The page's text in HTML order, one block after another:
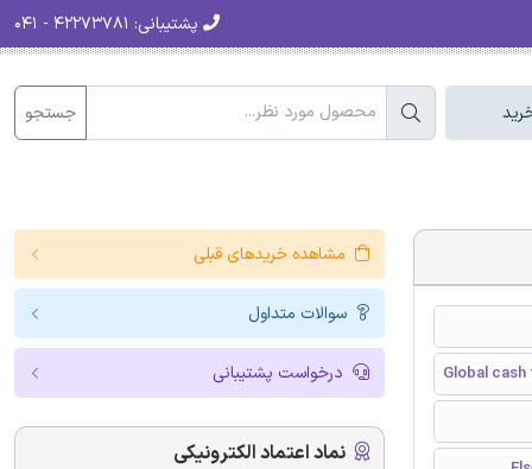
پشتیبانی:
جستجو
Global
مشاهده خریدهای قبلی
سوالات متداول
درخواست پشتیبانی
نماد اعتماد الکترونیکی